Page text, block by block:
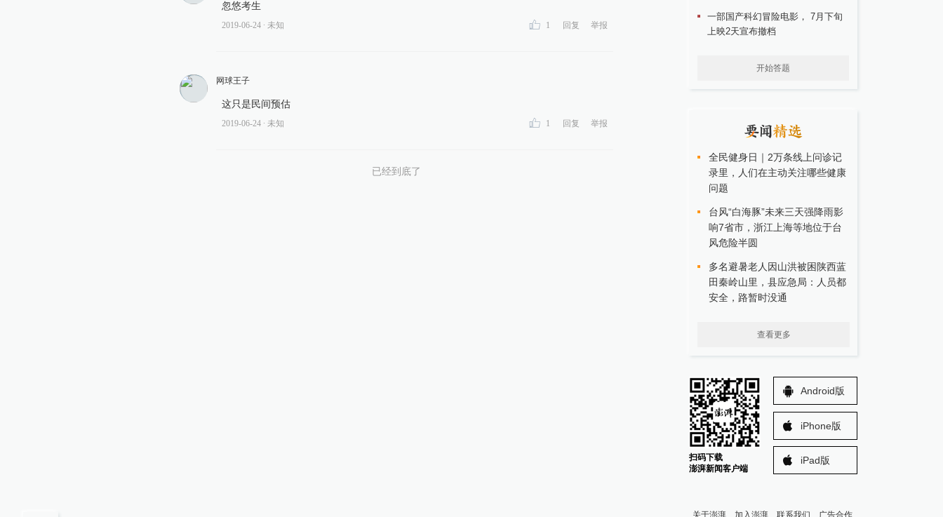
忽悠考生
2019-06-24 ∙ 未知 1 回复 举报
网球王子
这只是民间预估
2019-06-24 ∙ 未知 1 回复 举报
已经到底了
一部国产科幻冒险电影， 7月下旬
上映2天宣布撤档
开始答题
全民健身日｜2万条线上问诊记
录里，人们在主动关注哪些健康
问题
台风“白海豚”未来三天强降雨影
响7省市，浙江上海等地位于台
风危险半圆
多名避暑老人因山洪被困陕西蓝
田秦岭山里，县应急局：人员都
安全，路暂时没通
查看更多
扫码下载
澎湃新闻客户端
Android版
iPhone版
iPad版
关于澎湃 加入澎湃 联系我们 广告合作